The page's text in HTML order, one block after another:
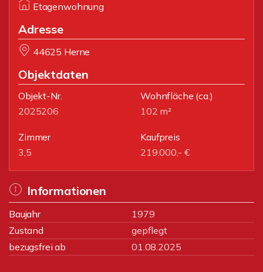
Etagenwohnung
Adresse
44625 Herne
Objektdaten
Objekt-Nr.
2025206
Wohnfläche (ca.)
102 m²
Zimmer
3,5
Kaufpreis
219.000,- €
Informationen
Baujahr
1979
Zustand
gepflegt
bezugsfrei ab
01.08.2025